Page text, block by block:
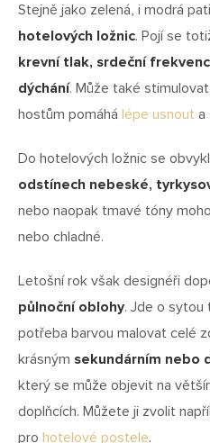
Stejně jako zelená, i modrá
hotelových ložnic. Pojí se
krevní tlak, srdeční
dýchání. Může také
hostům pomáhá lépe usnout a
Do hotelových ložnic se
odstínech nebeské,
nebo naopak tmavé tóny
nebo chladné.
Letošní rok však designéři
půlnoční oblohy. Jde o sytou
potřeba barvou malovat celé
krásným sekundárním nebo
který se může objevit na
doplňcích. Můžete ji zvolit
pro hotelové postele.